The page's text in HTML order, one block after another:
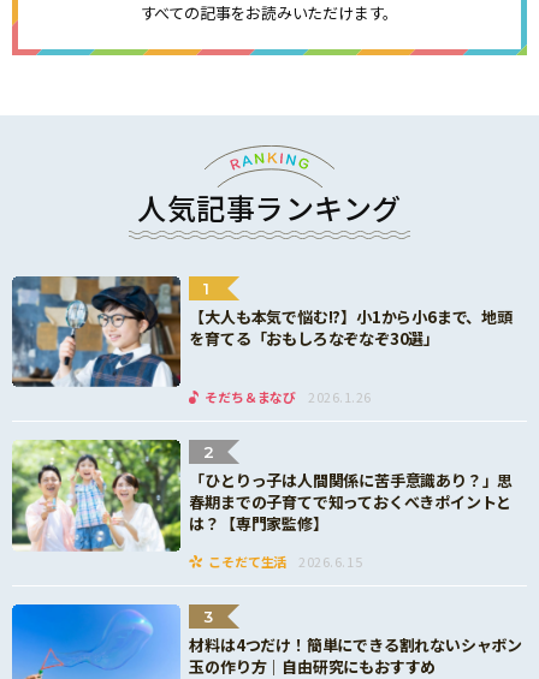
すべての記事をお読みいただけます。
人気記事ランキング
1
【大人も本気で悩む!?】小1から小6まで、地頭
を育てる「おもしろなぞなぞ30選」
そだち＆まなび 2026.1.26
2
「ひとりっ子は人間関係に苦手意識あり？」思
春期までの子育てで知っておくべきポイントと
は？【専門家監修】
こそだて生活 2026.6.15
3
材料は4つだけ！簡単にできる割れないシャボン
玉の作り方｜自由研究にもおすすめ